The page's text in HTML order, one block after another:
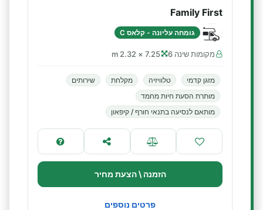
Family First
גומחה עליונה - קלאס C
מקומות שינה 6 7.25 × 2.32 m
מזגן קדמי טלוויזיה מקלחת
שירותים
מותרת הסעת חיות מחמד
מותאם לנסיעה בתנאי חורף / קיפאון
הזמנה \ הצעת מחיר
פרטים נוספים